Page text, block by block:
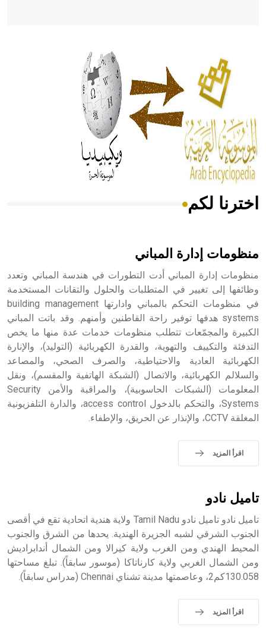
الحكم، الأدلة، تنظيم التغذية، ورسالته في جروح الرأس. ويعود
له الفضل بأنه حرر الطب من الدين والفلسفة.
- هل تعلم أن المرجان إفراز حيواني يتكون في البحر ويتركب
من مادة كربونات الكلسيوم، وهو أحمر أو شديد الحمرة وهو
أجود أنواعه، ويمتاز بكبر الحجم ويسمى الش
هل تعلم أن الأبسيد كلمة فرنسية اللفظ تم اعتمادها مصطلحاً
- هل تعلم أن أبجر Abgar اسم معروف جيداً يعود إلى عدد من
الملوك الذين حكموا مدينة إديسا (الرها) من أبجر الأول وحتى
التاسع، وهم ينتسبون إلى أسرة أوسروين
- هل تعلم أن الأبجدية الكنعانية تتألف من /22/ علامة كتابية
sign تكتب منفصلة غير متصلة، وتعتمد المبدأ الأكوروفوني،
حيث تقتصر القيمة الصوتية للعلامة الك
اخترنا لكم
منظومات إدارة المباني
منظومات إدارة المباني أدت التطورات في هندسة المباني وتعدد
وظائفها إلى تغيير في المتطلبات والحلول والتقانات المستخدمة
في منظومات التحكم بالمباني وادارتها building management
systems هدفها توفير راحة القاطنين وأمنهم. وقد باتت المباني
الكبيرة والمجمّعات تتطلب منظومات خدمات عدة منها ما يخص
التدفئة والتكييف والتهوية، والقدرة الكهربائية (التوليد)، والإنارة
الكهربائية العادية والاحتياطية، والصرف الصحي، والمصاعد
والسلالم الكهربائية، والاتصال (الشبكة الهاتفية والمقسم)، ونقل
المعلومات (الشبكات الحاسوبية)، والمراقبة والأمن Security
Systems، والتحكم بالدخول access control، والدارة التلفزيونية
المغلقة CCTV، والإنذار عن الحريق، والإطفاء.
اقرأ المزيد
تاميل نادو
تاميل نادو تاميل نادو Tamil Nadu ولاية هندية اتحادية تقع في أقصى
الجنوب الشرقي لشبه الجزيرة الهندية. يحدها من الشرق والجنوب
المحيط الهندي ومن الغرب ولاية كيرالا ومن الشمال أندابراديش
ومن الشمال الغربي ولاية كارناتاكا (موسور سابقاً). تبلغ مساحتها
130.058كم2، وعاصمتها مدينة تشناي Chennai (مدراس سابقاً).
اقرأ المزيد